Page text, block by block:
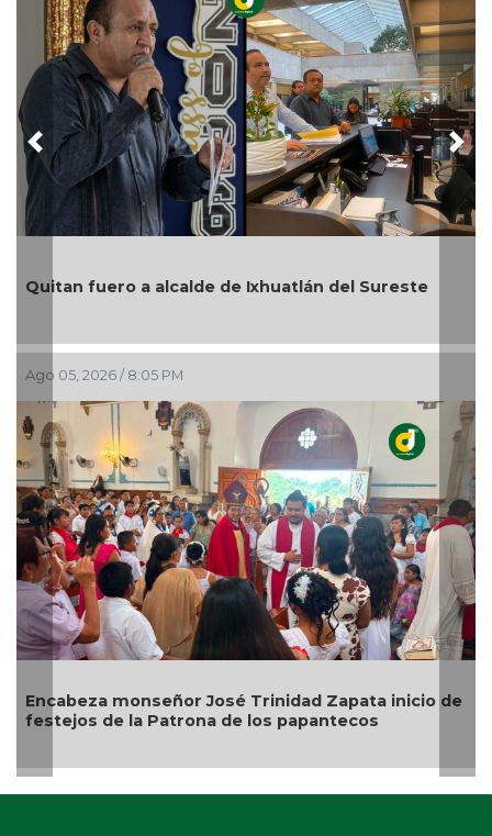
inicio de
En Rincón de la Marquesa hubo retiro de
por representar riesgos; no es tala ilegal
Ago 05, 2026 / 6:42 PM
Alcalde de Úrsulo Galván, Veracruz es
Previous